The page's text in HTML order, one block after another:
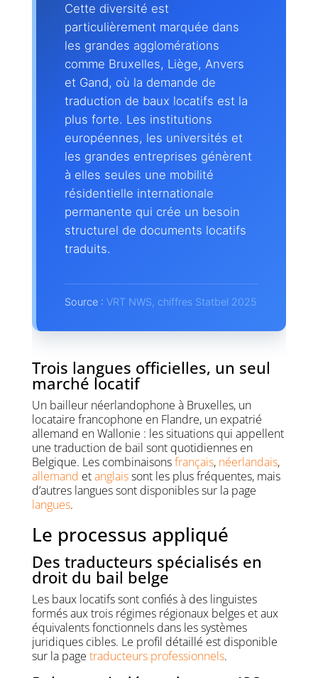
Cette diversité est
particulièrement marquée dans
les grandes agglomérations
comme Bruxelles, Liège, Anvers
et Gand, où la demande de
traduction de baux locatifs est la
plus forte. Les institutions
européennes, les universités et
les grandes entreprises génèrent
à elles seules une mobilité
résidentielle internationale
permanente qui crée un besoin
structurel de documents locatifs
traduits.
Source : VRT NWS, chiffres Statbel 2025
Trois langues officielles, un seul
marché locatif
Un bailleur néerlandophone à Bruxelles, un
locataire francophone en Flandre, un expatrié
allemand en Wallonie : les situations qui appellent
une traduction de bail sont quotidiennes en
Belgique. Les combinaisonsfrançais, néerlandais,
allemand etanglaissont les plus fréquentes, mais
d’autres langues sont disponibles sur la page
langues.
Le processus appliqué
Des traducteurs spécialisés en
droit du bail belge
Les baux locatifs sont confiés à des linguistes
formés aux trois régimes régionaux belges et aux
équivalents fonctionnels dans les systèmes
juridiques cibles. Le profil détaillé est disponible
sur la page traducteurs professionnels.